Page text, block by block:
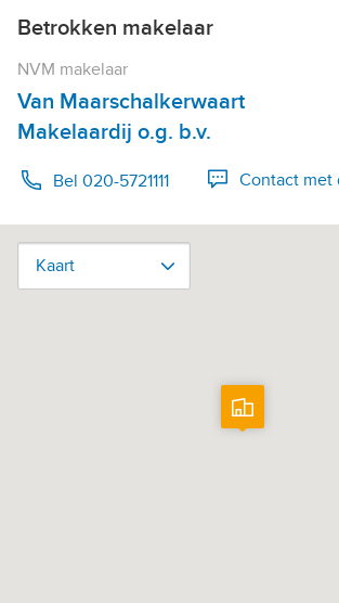
Betrokken makelaar
NVM makelaar
Van Maarschalkerwaart
Makelaardij o.g. b.v.
Bel 020-5721111 Contact met
Kaart
Kaart